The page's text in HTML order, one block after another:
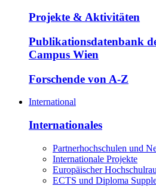
Projekte & Aktivitäten
Publikationsdatenbank
Campus Wien
Forschende von A-Z
International
Internationales
Partnerhochschulen und
Internationale Projekte
Europäischer
ECTS und Diploma